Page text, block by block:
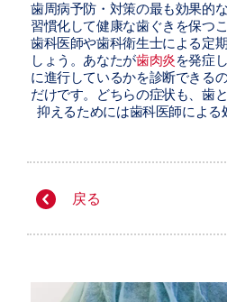
歯周病予防・対策の最も効果的
習慣化して健康な歯ぐきを保つ
歯科医師や歯科衛生士による定
しょう。あなたが歯肉炎を発症
に進行しているかを診断できる
だけです。どちらの症状も、歯
抑えるためには歯科医師による
戻る